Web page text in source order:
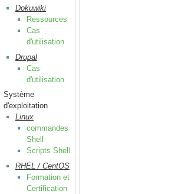
Dokuwiki
Ressources
Cas
d'utilisation
Drupal
Cas
d'utilisation
Système
d'exploitation
Linux
commandes
Shell
Scripts Shell
RHEL / CentOS
Formation et
Certification